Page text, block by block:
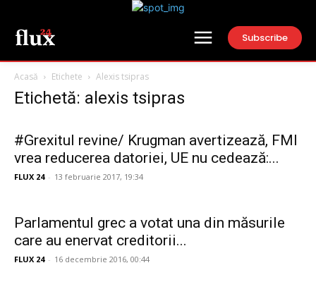
Subscribe
Acasă Etichete Alexis tsipras
Etichetă: alexis tsipras
#Grexitul revine/ Krugman avertizează, FMI
vrea reducerea datoriei, UE nu cedează:...
FLUX 24 - 13 februarie 2017, 19:34
Parlamentul grec a votat una din măsurile
care au enervat creditorii...
FLUX 24 - 16 decembrie 2016, 00:44